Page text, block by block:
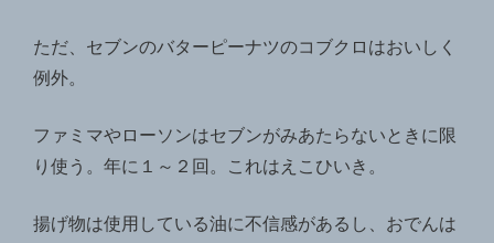
ただ、セブンのバターピーナツのコブクロはおいしく
例外。
ファミマやローソンはセブンがみあたらないときに限
り使う。年に１～２回。これはえこひいき。
揚げ物は使用している油に不信感があるし、おでんは